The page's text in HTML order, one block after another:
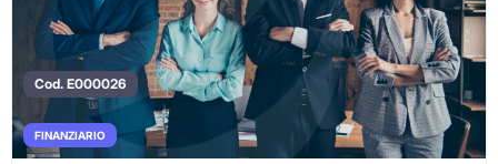
Cod. E000026
FINANZIARIO